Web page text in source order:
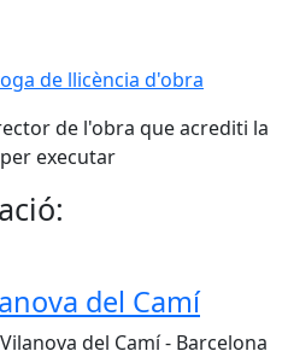
de llicència d'obra
de l'obra que acrediti la
executar
del Camí
del Camí - Barcelona